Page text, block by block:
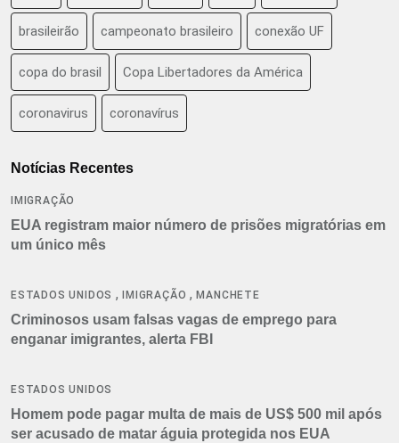
brasileirão campeonato brasileiro conexão UF
copa do brasil Copa Libertadores da América
coronavirus coronavírus
Notícias Recentes
IMIGRAÇÃO
EUA registram maior número de prisões migratórias em
um único mês
ESTADOS UNIDOS , IMIGRAÇÃO ,MANCHETE
Criminosos usam falsas vagas de emprego para
enganar imigrantes, alerta FBI
ESTADOS UNIDOS
Homem pode pagar multa de mais de US$ 500 mil após
ser acusado de matar águia protegida nos EUA